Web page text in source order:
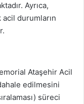
Ayrıca,
durumların
Ataşehir Acil
edilmesini
süreci